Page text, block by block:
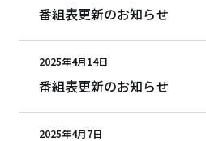
番組表更新のお知らせ
2025年4月14日
番組表更新のお知らせ
2025年4月7日